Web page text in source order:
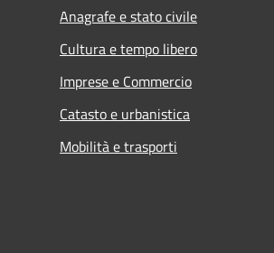
Anagrafe e stato civile
Cultura e tempo libero
Imprese e Commercio
Catasto e urbanistica
Mobilità e trasporti